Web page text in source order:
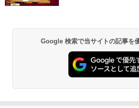
￥39,990
ク
￥49,210
BRUCE WAYNE
￥250
by Amazon 天然水
ウォーター ペット
ットル (Smart
異世界居酒屋「のぶ
￥832
Google 検索で当サイトの記事を